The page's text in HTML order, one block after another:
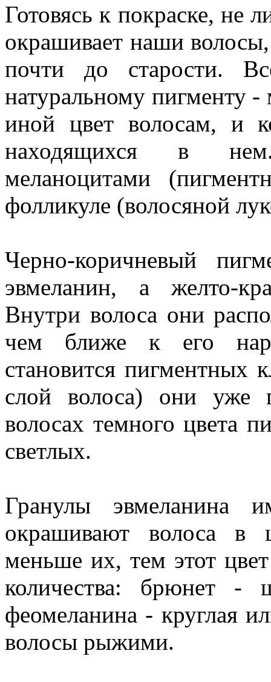
Готовясь к покраске, не
окрашивает наши
почти до старости.
натуральному пигменту
иной цвет волосам, и
находящихся в
меланоцитами
фолликуле (волосяной
Черно-коричневый
эвмеланин, а желто-
Внутри волоса они
чем ближе к его
становится пигментных
слой волоса) они уже
волосах темного цвета
светлых.
Гранулы эвмеланина
окрашивают волоса в
меньше их, тем этот
количества: брюнет
феомеланина - круглая
волосы рыжими.